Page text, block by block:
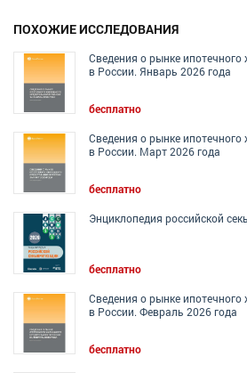
ПОХОЖИЕ ИССЛЕДОВАНИЯ
Сведения о рынке
в России. Январь 2026 года
бесплатно
Сведения о рынке
в России. Март 2026 года
бесплатно
Энциклопедия российской
бесплатно
Сведения о рынке
в России. Февраль 2026 года
бесплатно